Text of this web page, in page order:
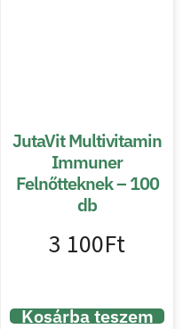
JutaVit Multivitamin
Immuner
Felnőtteknek – 100
db
3 100Ft
Kosárba teszem